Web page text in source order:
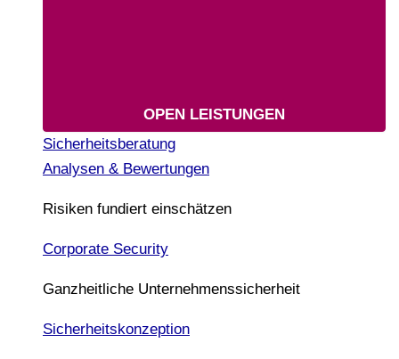
OPEN LEISTUNGEN
Sicherheitsberatung
Analysen & Bewertungen
Risiken fundiert einschätzen
Corporate Security
Ganzheitliche Unternehmenssicherheit
Sicherheitskonzeption